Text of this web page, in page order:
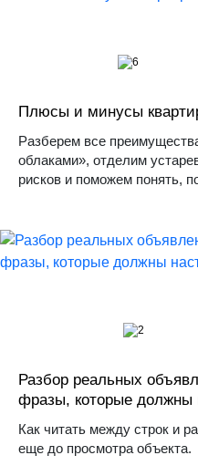
Плюсы и минусы
Разберем все
облаками», отделим
рисков и поможем понять,
6
Разбор реальных
фразы, которые должны
Как читать между строк и
еще до просмотра объекта.
2